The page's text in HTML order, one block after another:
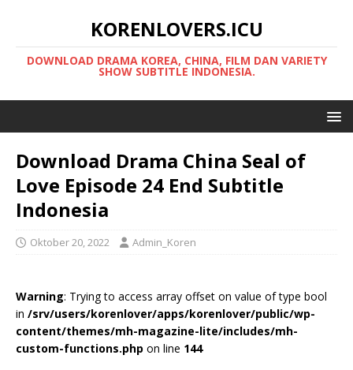
KORENLOVERS.ICU
DOWNLOAD DRAMA KOREA, CHINA, FILM DAN VARIETY
SHOW SUBTITLE INDONESIA.
Download Drama China Seal of
Love Episode 24 End Subtitle
Indonesia
Oktober 20, 2022 Admin_Koren
Warning: Trying to access array offset on value of type bool
in /srv/users/korenlover/apps/korenlover/public/wp-
content/themes/mh-magazine-lite/includes/mh-
custom-functions.php on line 144